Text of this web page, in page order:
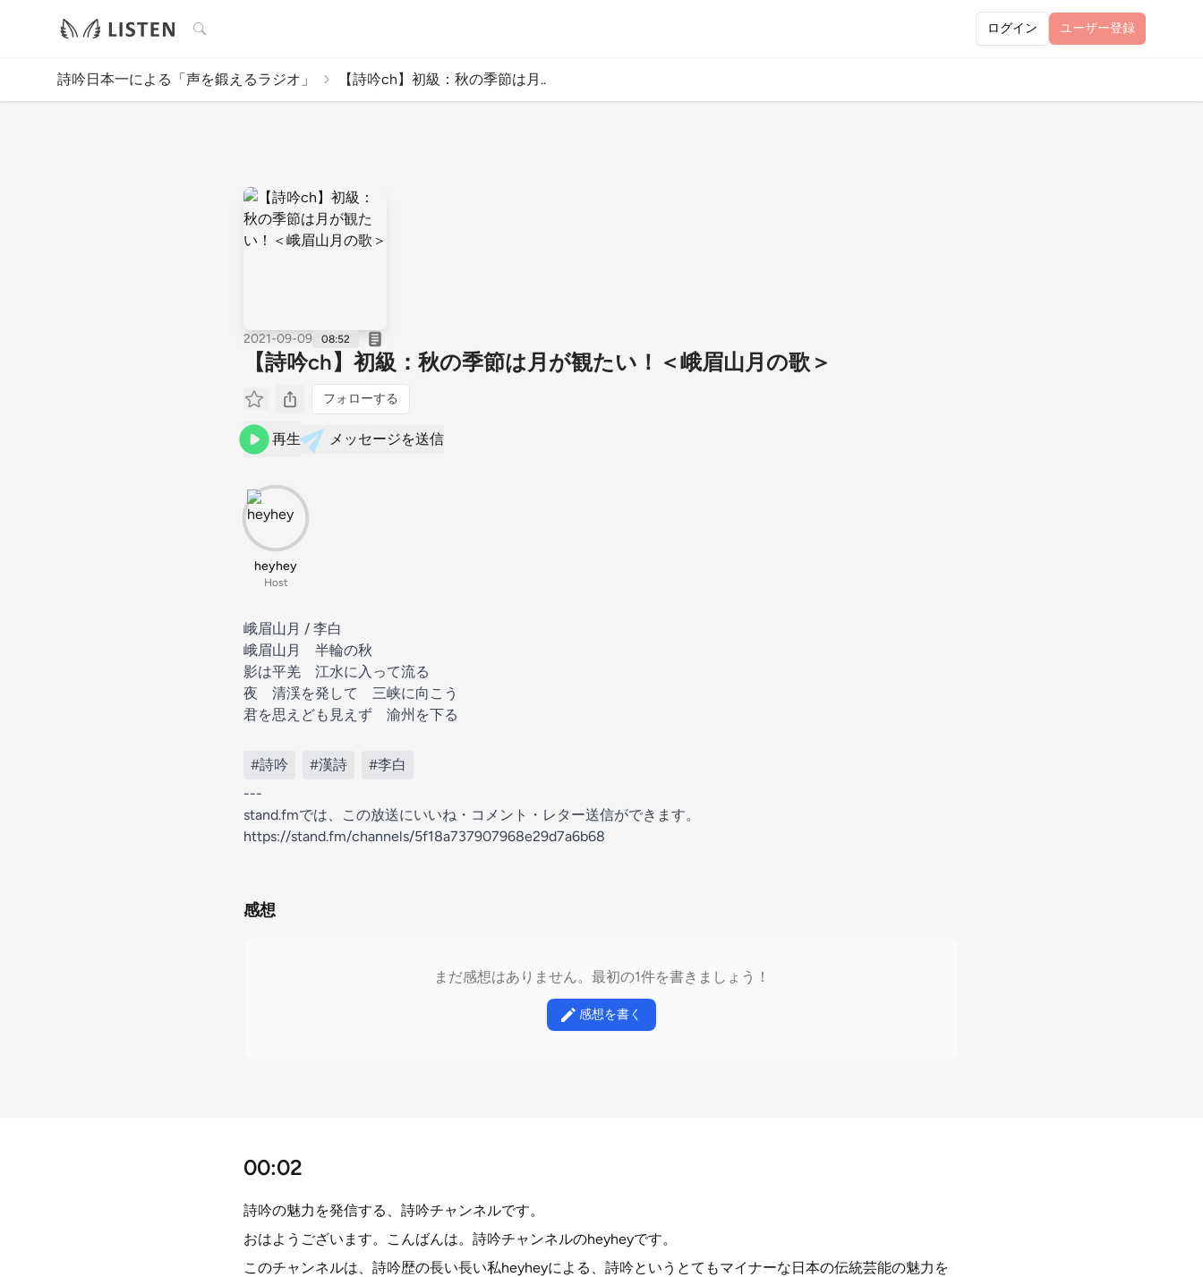
検索 ログイン ユーザー登録
詩吟日本一による「声を鍛えるラジオ」 【詩吟ch】初級：秋の季節は月..
2021-09-09 08:52
【詩吟ch】初級：秋の季節は月が観たい！＜峨眉山月の歌＞
フォローする
再生 メッセージを送信
heyhey
Host
峨眉山月 / 李白
峨眉山月 半輪の秋
影は平羌 江水に入って流る
夜 清渓を発して 三峡に向こう
君を思えども見えず 渝州を下る
#詩吟 #漢詩
#李白
---
stand.fmでは、この放送にいいね・コメント・レター送信ができます。
https://stand.fm/channels/5f18a737907968e29d7a6b68
感想
まだ感想はありません。最初の1件を書きましょう！
感想を書く
00:02
詩吟の魅力を発信する、詩吟チャンネルです。
おはようございます。こんばんは。詩吟チャンネルのheyheyです。
このチャンネルは、詩吟歴の長い長い私heyheyによる、詩吟というとてもマイナーな日本の伝統芸能の魅力を